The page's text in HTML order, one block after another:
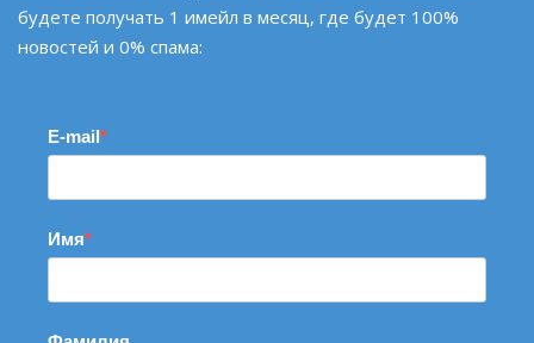
будете получать 1 имейл в месяц, где будет 100%
новостей и 0% спама:
E-mail
Имя